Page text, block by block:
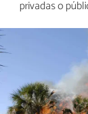
privadas o